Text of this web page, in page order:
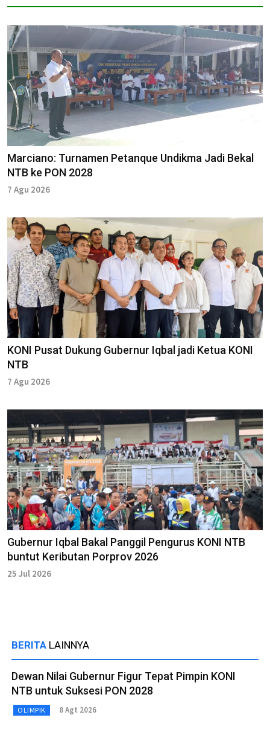
Marciano: Turnamen Petanque Undikma Jadi Bekal
NTB ke PON 2028
7 Agu 2026
KONI Pusat Dukung Gubernur Iqbal jadi Ketua KONI
NTB
7 Agu 2026
Gubernur Iqbal Bakal Panggil Pengurus KONI NTB
buntut Keributan Porprov 2026
25 Jul 2026
BERITA LAINNYA
Dewan Nilai Gubernur Figur Tepat Pimpin KONI
NTB untuk Suksesi PON 2028
OLIMPIK 8 Agt 2026